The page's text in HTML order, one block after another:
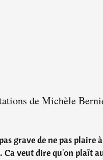
de Michèle
grave de ne pas plaire
Ca veut dire qu'on plaît